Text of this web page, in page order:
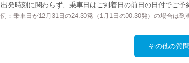
出発時刻に関わらず、乗車日はご到着日の前日の日付でご予
例：乗車日が12月31日の24:30発（1月1日の00:30発）の場合は到
その他の質